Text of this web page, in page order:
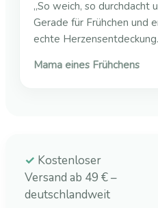
„So weich, so durchdacht
Gerade für Frühchen und
echte
Mama eines Frühchens
✓ Kostenloser
Versand ab 49 € –
deutschlandweit